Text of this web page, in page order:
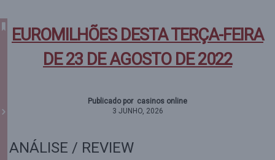
EUROMILHÕES DESTA TERÇA-FEIRA
DE 23 DE AGOSTO DE 2022
Publicado por casinos online
3 JUNHO, 2026
ANÁLISE / REVIEW